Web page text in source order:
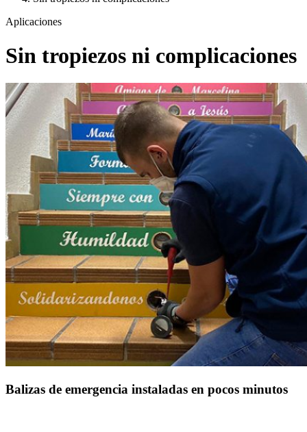
Aplicaciones
Sin tropiezos ni complicaciones
Balizas de emergencia instaladas en pocos minutos